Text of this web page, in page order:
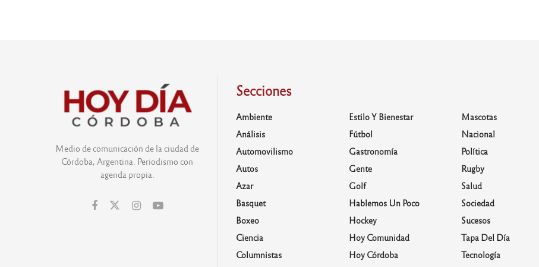
Medio de comunicación de la ciudad de
Córdoba, Argentina. Periodismo con
agenda propia.
Secciones
Ambiente
Análisis
Automovilismo
Autos
Azar
Basquet
Boxeo
Ciencia
Columnistas
Estilo Y Bienestar
Fútbol
Gastronomía
Gente
Golf
Hablemos Un Poco
Hockey
Hoy Comunidad
Hoy Córdoba
Mascotas
Nacional
Política
Rugby
Salud
Sociedad
Sucesos
Tapa Del Día
Tecnología